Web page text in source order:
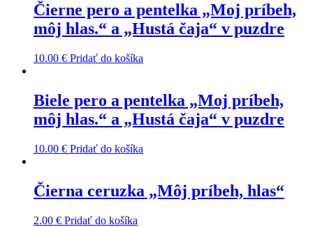
Čierne pero a pentelka „Moj príbeh,
môj hlas.“ a „Hustá čaja“ v puzdre
10.00 € Pridať do košíka
Biele pero a pentelka „Moj príbeh,
môj hlas.“ a „Hustá čaja“ v puzdre
10.00 € Pridať do košíka
Čierna ceruzka „Môj príbeh, hlas“
2.00 € Pridať do košíka